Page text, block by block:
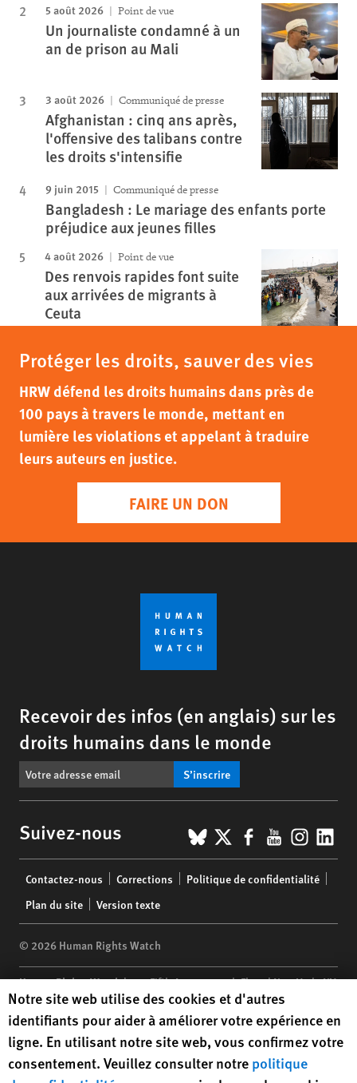
5 août 2026 Point de vue
Un journaliste condamné à un
an de prison au Mali
3 août 2026 Communiqué de presse
Afghanistan : cinq ans après,
l'offensive des talibans contre
les droits s'intensifie
9 juin 2015 Communiqué de presse
Bangladesh : Le mariage des enfants porte
préjudice aux jeunes filles
4 août 2026 Point de vue
Des renvois rapides font suite
aux arrivées de migrants à
Ceuta
Protéger les droits, sauver des vies
HRW défend les droits humains dans près de
100 pays à travers le monde, mettant en
lumière les violations et appelant à traduire
leurs auteurs en justice.
FAIRE UN DON
Recevoir des infos (en anglais) sur les
droits humains dans le monde
S’inscrire
Suivez-nous BlueSky
X Facebook
YouTube
menu
Contactez-nous Corrections
Politique de confidentialité
Plan du site
Version texte
© 2026 Human Rights Watch
Human Rights Watch| 350 Fifth Avenue, 34th Floor | New York,NY
10118-3299USA |t1.212.290.4700
Human Rights Watchis a 501(C)(3) nonprofit registered in the US
under EIN: 13-2875808
Human Rights Watch cookie preferences
Notre site web utilise des cookies et d'autres
identifiants pour aider à améliorer votre expérience en
ligne. En utilisant notre site web, vous confirmez votre
consentement. Veuillez consulter notre politique